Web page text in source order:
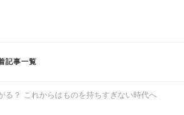
記事一覧
る？ これからはものを持ちすぎない時代へ